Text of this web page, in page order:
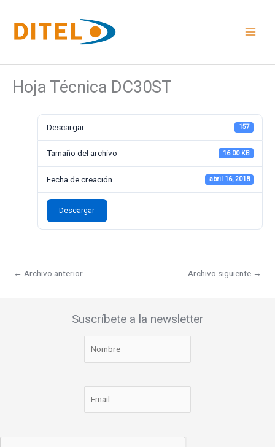
contenido
Hoja Técnica DC30ST
Descargar 157
Tamaño del archivo 16.00 KB
Fecha de creación abril 16, 2018
Descargar
← Archivo anterior Archivo siguiente →
Suscríbete a la newsletter